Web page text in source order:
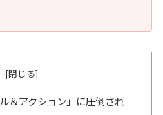
＆アクション」に圧倒され